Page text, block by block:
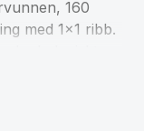
160
med 1x1 ribb.
QR-koden